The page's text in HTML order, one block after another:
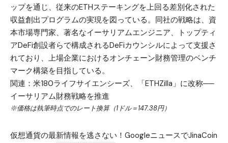
ップを通じ、従来のETHステーキングを上回る差別化された
収益創出プログラムの実現を図っている。同社の戦略は、資
本市場専門家、著名なイーサリアムエンジニア、トップティ
アDeFi創設者らで構成されるDeFiカウンシルによって支援さ
れており、上場企業におけるオンチェーン財務管理のベンチ
マーク構築を目指している。
関連： 米180ライフサイエンシーズ、「ETHZilla」に改称──
イーサリアム財務戦略を推進
※価格は執筆時点でのレート換算（1ドル＝147.38円）
仮想通貨の最新情報を逃さない！GoogleニュースでJinaCoin